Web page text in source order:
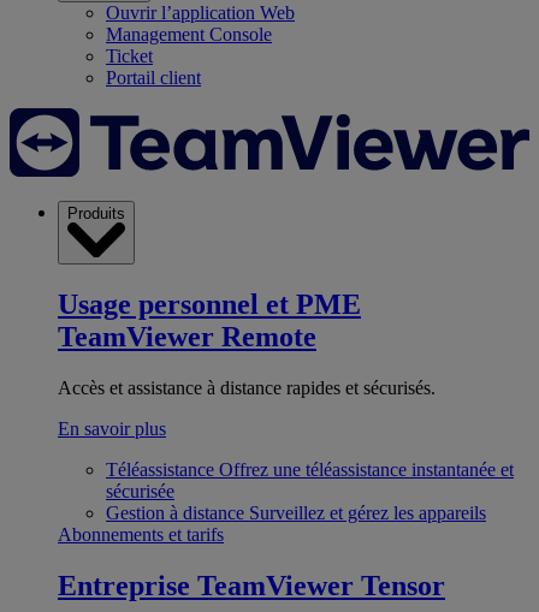
Ouvrir l’application Web
Management Console
Ticket
Portail client
Produits
Usage personnel et PME
TeamViewer Remote
Accès et assistance à distance rapides et sécurisés.
En savoir plus
Téléassistance Offrez une téléassistance instantanée et
sécurisée
Gestion à distance Surveillez et gérez les appareils
Abonnements et tarifs
Entreprise TeamViewer Tensor